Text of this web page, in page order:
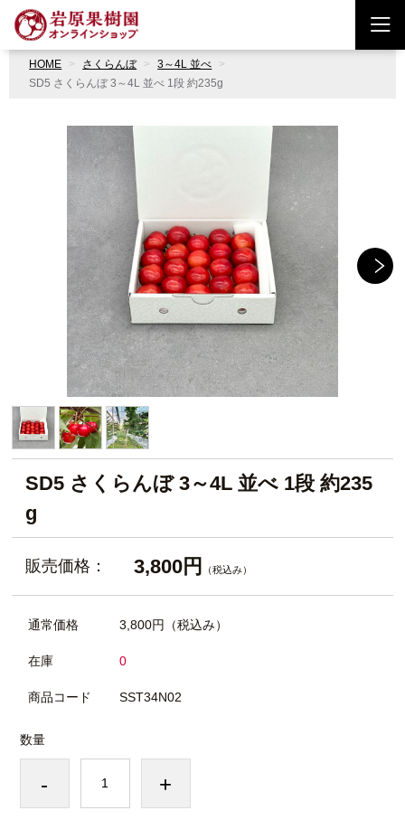
HOME さくらんぼ
3～4L 並べ
SD5 さくらんぼ 3～4L 並べ 1段 約235g
SD5 さくらんぼ 3～4L 並べ 1段 約235
g
販売価格： 3,800円 （税込み）
通常価格 3,800円 （税込み）
在庫 0
商品コード SST34N02
数量
- +